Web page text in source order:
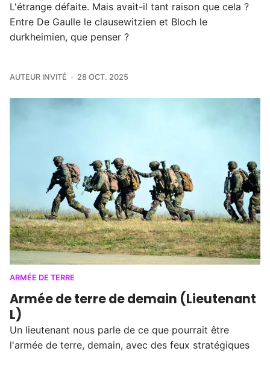
L'étrange défaite. Mais avait-il tant raison que cela ?
Entre De Gaulle le clausewitzien et Bloch le
durkheimien, que penser ?
AUTEUR INVITÉ 28 OCT. 2025
ARMÉE DE TERRE
Armée de terre de demain (Lieutenant
L)
Un lieutenant nous parle de ce que pourrait être
l'armée de terre, demain, avec des feux stratégiques